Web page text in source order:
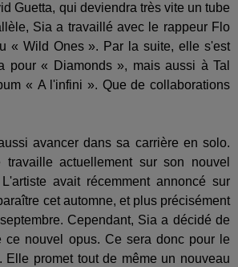
Guetta, qui deviendra très vite un tube
Sia a travaillé avec le rappeur Flo
« Wild Ones ». Par la suite, elle s'est
pour « Diamonds », mais aussi à Tal
« A l'infini ». Que de collaborations
avancer dans sa carrière en solo.
actuellement sur son nouvel
avait récemment annoncé sur
cet automne, et plus précisément
Cependant, Sia a décidé de
ce nouvel opus. Ce sera donc pour le
Elle promet tout de même un nouveau